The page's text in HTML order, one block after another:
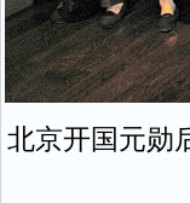
北京开国元勋